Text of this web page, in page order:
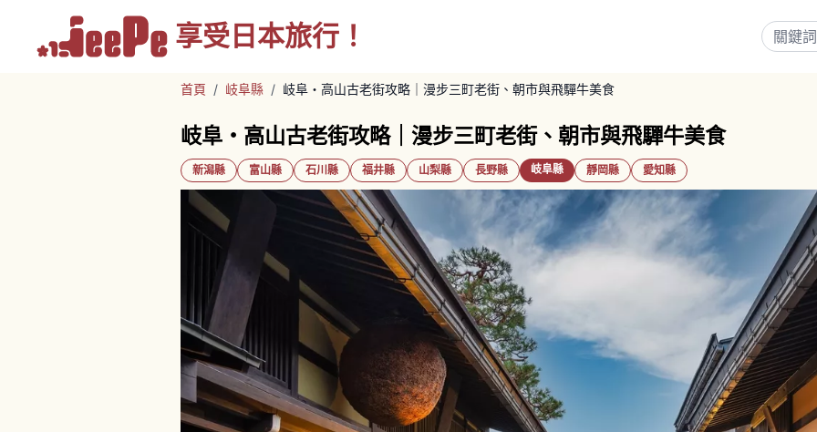
享受 日本旅行！
首頁 / 岐阜縣 / 岐阜・高山古老街攻略｜漫步三町老街、朝市與飛驒牛美食
岐阜・高山古老街攻略｜漫步三町老街、朝市與飛驒牛美食
新潟縣 富山縣 石川縣 福井縣 山梨縣 長野縣 岐阜縣 靜岡縣 愛知縣